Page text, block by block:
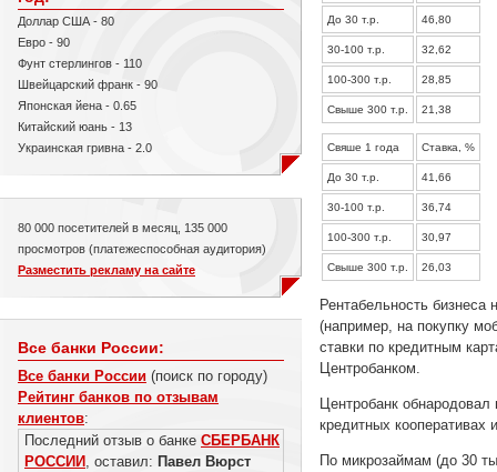
Доллар США - 80
Евро - 90
Фунт стерлингов - 110
Швейцарский франк - 90
Японская йена - 0.65
Китайский юань - 13
Украинская гривна - 2.0
80 000 посетителей в месяц, 135 000
просмотров (платежеспособная аудитория)
Разместить рекламу на сайте
Все банки России:
Все банки России (поиск по городу)
Рейтинг банков по отзывам
клиентов:
Последний отзыв о банке СБЕРБАНК
РОССИИ , оставил: Павел Вюрст
До 30 т.р. 46,80
30-100 т.р. 32,62
100-300 т.р. 28,85
Свыше 300 т.р. 21,38
Свяше 1 года Ставка, %
До 30 т.р. 41,66
30-100 т.р. 36,74
100-300 т.р. 30,97
Свыше 300 т.р. 26,03
Рентабельность
(например, на покупку
ставки по кредитным
Центробанком.
Центробанк
кредитных кооперативах
По микрозаймам (до 30